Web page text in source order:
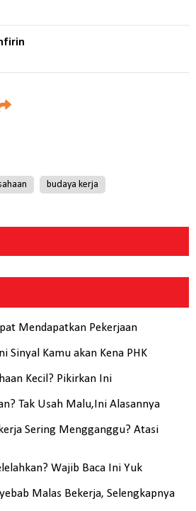
budaya kerja
Mendapatkan Pekerjaan
Sinyal Kamu akan Kena PHK
Kecil? Pikirkan Ini
Tak Usah Malu,Ini Alasannya
Sering Mengganggu? Atasi
Wajib Baca Ini Yuk
Malas Bekerja, Selengkapnya